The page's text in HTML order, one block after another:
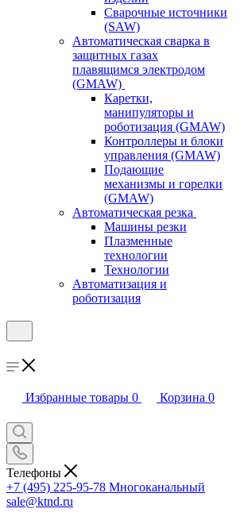
Сварочные источники
(SAW)
Автоматическая сварка в
защитных газах
плавящимся электродом
(GMAW)
Каретки,
манипуляторы и
роботизация (GMAW)
Контроллеры и блоки
управления (GMAW)
Подающие
механизмы и горелки
(GMAW)
Автоматическая резка
Машины резки
Плазменные
технологии
Технологии
Автоматизация и
роботизация
Избранные товары 0 Корзина 0
Телефоны
+7 (495) 225-95-78 Многоканальный
sale@ktnd.ru